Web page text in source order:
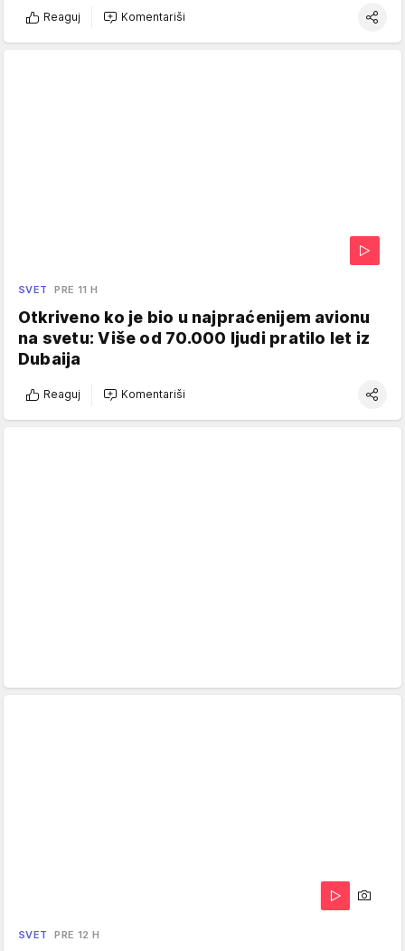
Reaguj Komentariši
SVET PRE 11 H
Otkriveno ko je bio u najpraćenijem avionu
na svetu: Više od 70.000 ljudi pratilo let iz
Dubaija
Reaguj Komentariši
SVET PRE 12 H